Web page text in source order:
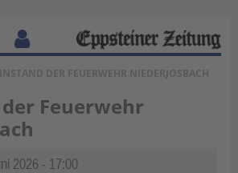
DER FEUERWEHR NIEDERJOSBACH
Feuerwehr
2026 - 17:00
Be
nu
tz
erf
un
kti